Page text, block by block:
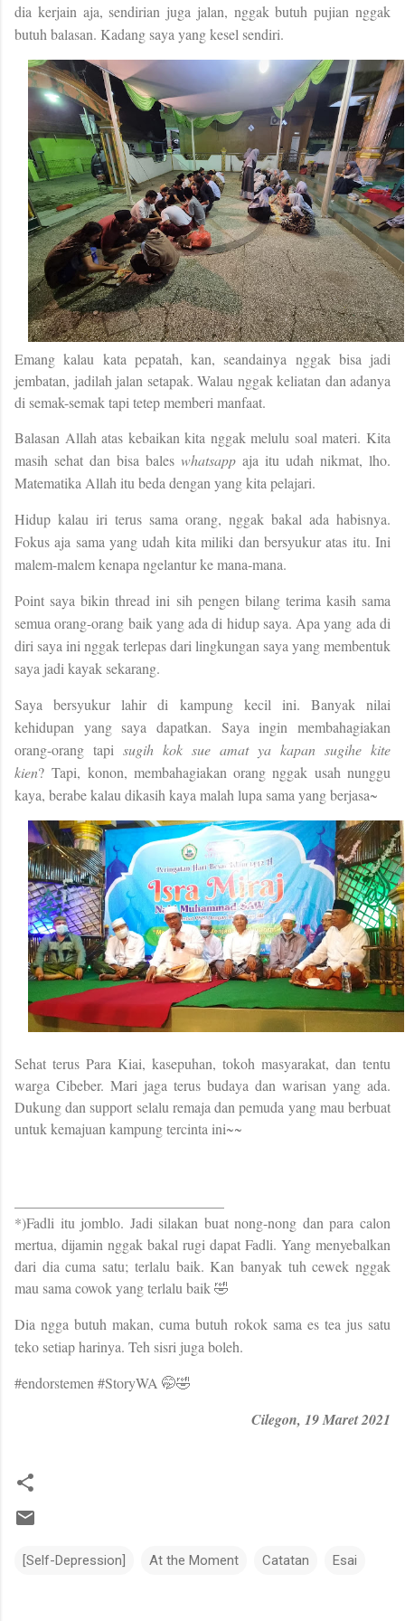
dia kerjain aja, sendirian juga jalan, nggak butuh pujian nggak
butuh balasan. Kadang saya yang kesel sendiri.
Emang kalau kata pepatah, kan, seandainya nggak bisa jadi
jembatan, jadilah jalan setapak. Walau nggak keliatan dan adanya
di semak-semak tapi tetep memberi manfaat.
Balasan Allah atas kebaikan kita nggak melulu soal materi. Kita
masih sehat dan bisa bales whatsapp aja itu udah nikmat, lho.
Matematika Allah itu beda dengan yang kita pelajari.
Hidup kalau iri terus sama orang, nggak bakal ada habisnya.
Fokus aja sama yang udah kita miliki dan bersyukur atas itu. Ini
malem-malem kenapa ngelantur ke mana-mana.
Point saya bikin thread ini sih pengen bilang terima kasih sama
semua orang-orang baik yang ada di hidup saya. Apa yang ada di
diri saya ini nggak terlepas dari lingkungan saya yang membentuk
saya jadi kayak sekarang.
Saya bersyukur lahir di kampung kecil ini. Banyak nilai
kehidupan yang saya dapatkan. Saya ingin membahagiakan
orang-orang tapi sugih kok sue amat ya kapan sugihe kite
kien?Tapi, konon, membahagiakan orang nggak usah nunggu
kaya, berabe kalau dikasih kaya malah lupa sama yang berjasa~
Sehat terus Para Kiai, kasepuhan, tokoh masyarakat, dan tentu
warga Cibeber. Mari jaga terus budaya dan warisan yang ada.
Dukung dan support selalu remaja dan pemuda yang mau berbuat
untuk kemajuan kampung tercinta ini~~
*)Fadli itu jomblo. Jadi silakan buat nong-nong dan para calon
mertua, dijamin nggak bakal rugi dapat Fadli. Yang menyebalkan
dari dia cuma satu; terlalu baik. Kan banyak tuh cewek nggak
mau sama cowok yang terlalu baik 🤣
Dia ngga butuh makan, cuma butuh rokok sama es tea jus satu
teko setiap harinya. Teh sisri juga boleh.
#endorstemen #StoryWA 🤭🤣
Cilegon, 19 Maret 2021
[Self-Depression] At the Moment Catatan Esai